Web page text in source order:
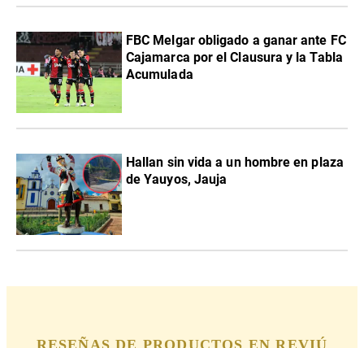
FBC Melgar obligado a ganar ante FC
Cajamarca por el Clausura y la Tabla
Acumulada
Hallan sin vida a un hombre en plaza
de Yauyos, Jauja